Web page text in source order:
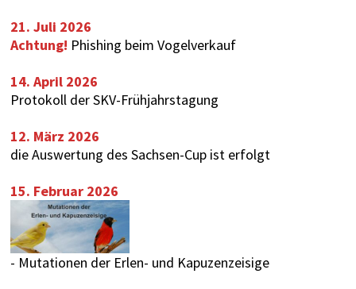
21. Juli 2026
Achtung! Phishing beim Vogelverkauf
14. April 2026
Protokoll der SKV-Frühjahrstagung
12. März 2026
die Auswertung des Sachsen-Cupist erfolgt
15. Februar 2026
- Mutationen der Erlen- und Kapuzenzeisige